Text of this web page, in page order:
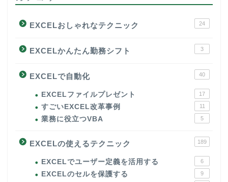
EXCELおしゃれなテクニック 24
EXCELかんたん勤務シフト 3
EXCELで自動化 40
EXCELファイルプレゼント 17
すごいEXCEL改革事例 11
業務に役立つVBA 5
EXCELの使えるテクニック 189
EXCELでユーザー定義を活用する 6
EXCELのセルを保護する 9